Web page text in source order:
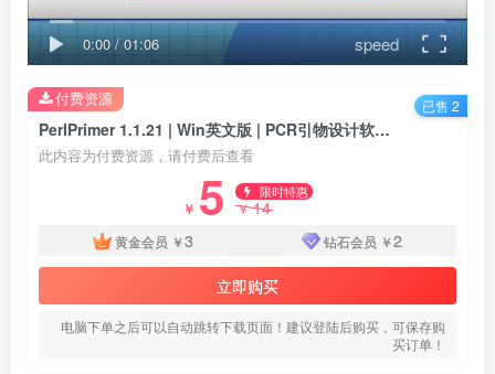
0:00/01:06 speed
PerlPrimer 1.1.21 | Win英文版 | PCR引物设计软件 | 安装教程
此内容为付费资源，请付费后查看
￥ 5 限时特惠
￥14
黄金会员 ￥3 钻石会员 ￥2
立即购买
电脑下单之后可以自动跳转下载页面！建议登陆后购买，可保存购
买订单！
付费资源 已售 2